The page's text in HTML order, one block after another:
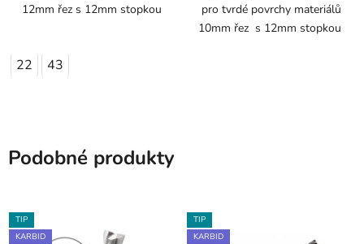
12mm řez s 12mm stopkou
22 43
pro tvrdé povrchy materiálů
10mm řez s 12mm stopkou
Podobné produkty
TIP
KARBID
TIP
KARBID